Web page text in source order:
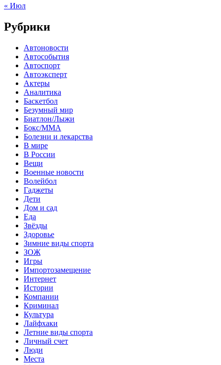
« Июл
Рубрики
Автоновости
Автособытия
Автоспорт
Автоэксперт
Актеры
Аналитика
Баскетбол
Безумный мир
Биатлон/Лыжи
Бокс/MMA
Болезни и лекарства
В мире
В России
Вещи
Военные новости
Волейбол
Гаджеты
Дети
Дом и сад
Еда
Звёзды
Здоровье
Зимние виды спорта
ЗОЖ
Игры
Импортозамещение
Интернет
Истории
Компании
Криминал
Культура
Лайфхаки
Летние виды спорта
Личный счет
Люди
Места